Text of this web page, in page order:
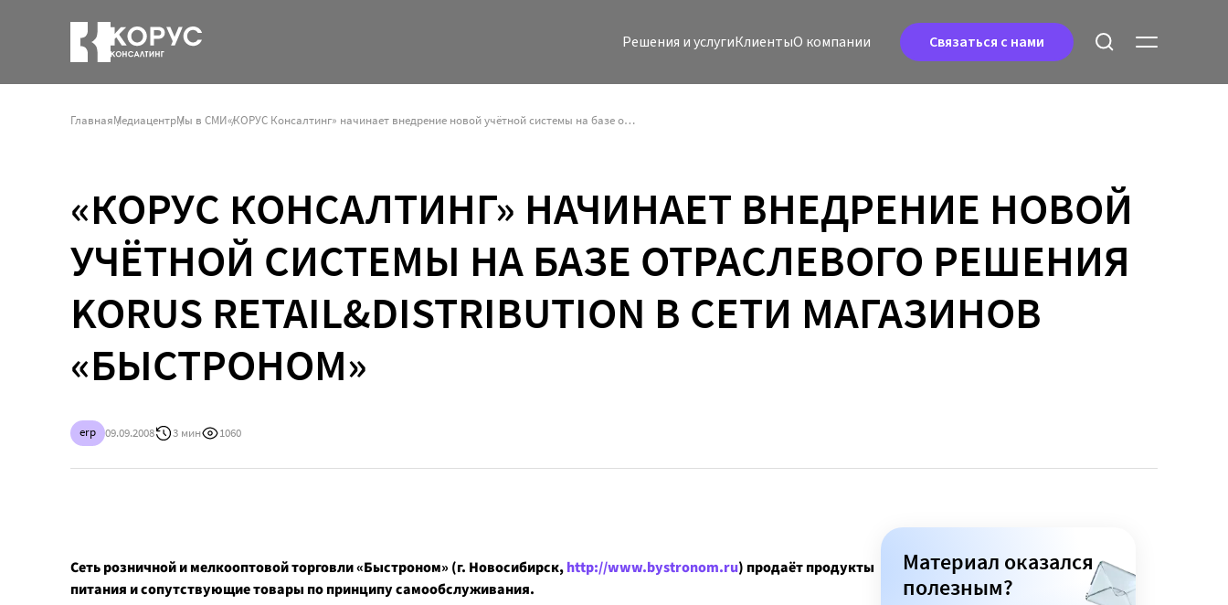
Решения и услугиКлиентыO кoмпании Связаться с нами
ГлавнаяМедиацентрМы в СМИ «КОРУС Консалтинг» начинает внедрение новой учётной системы на базе отраслевого решения KORUS Retail&Distribution в сети магазинов «Быстроном»
«КОРУС КОНСАЛТИНГ» НАЧИНАЕТ ВНЕДРЕНИЕ НОВОЙ
УЧЁТНОЙ СИСТЕМЫ НА БАЗЕ ОТРАСЛЕВОГО РЕШЕНИЯ
KORUS RETAIL&DISTRIBUTION В СЕТИ МАГАЗИНОВ
«БЫСТРОНОМ»
erp 09.09.2008 3 мин 1060
Сеть розничной и мелкооптовой торговли «Быстроном» (г. Новосибирск,http://www.bystronom.ru) продаёт продукты
питания и сопутствующие товары по принципу самообслуживания.
Материал оказался
полезным?